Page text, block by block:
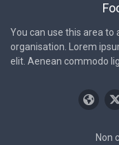
You can use this area
organisation. Lorem
elit. Aenean commodo
Non